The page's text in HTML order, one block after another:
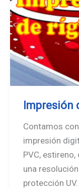
Impresión
Contamos
impresión
PVC,
una
protección UV.